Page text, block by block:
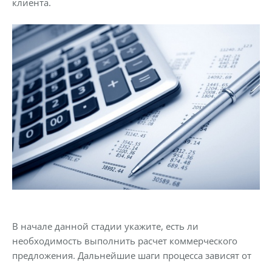
клиента.
В начале данной стадии укажите, есть ли
необходимость выполнить расчет коммерческого
предложения. Дальнейшие шаги процесса зависят от